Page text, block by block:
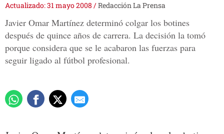
Actualizado: 31 mayo 2008 /Redacción La Prensa
Javier Omar Martínez determinó colgar los botines
después de quince años de carrera. La decisión la tomó
porque considera que se le acabaron las fuerzas para
seguir ligado al fútbol profesional.